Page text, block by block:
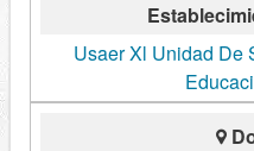
Usaer Xl Unidad De